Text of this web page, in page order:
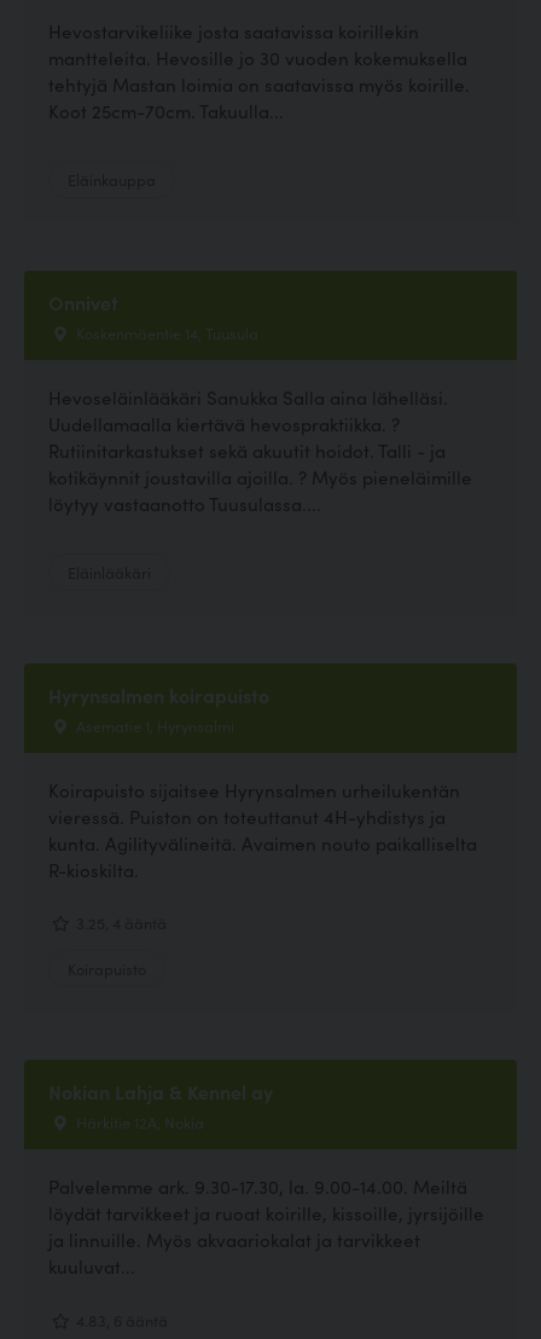
Hevostarvikeliike josta saatavissa koirillekin
mantteleita. Hevosille jo 30 vuoden kokemuksella
tehtyjä Mastan loimia on saatavissa myös koirille.
Koot 25cm-70cm. Takuulla...
Onnivet
Koskenmäentie 14, Tuusula
Hevoseläinlääkäri Sanukka Salla aina lähelläsi.
Uudellamaalla kiertävä hevospraktiikka. ?
Rutiinitarkastukset sekä akuutit hoidot. Talli - ja
kotikäynnit joustavilla ajoilla. ? Myös pieneläimille
löytyy vastaanotto Tuusulassa....
Hyrynsalmen koirapuisto
Asematie 1, Hyrynsalmi
Koirapuisto sijaitsee Hyrynsalmen urheilukentän
vieressä. Puiston on toteuttanut 4H-yhdistys ja
kunta. Agilityvälineitä. Avaimen nouto paikalliselta
R-kioskilta.
Nokian Lahja & Kennel ay
Härkitie 12A, Nokia
Palvelemme ark. 9.30-17.30, la. 9.00-14.00. Meiltä
löydät tarvikkeet ja ruoat koirille, kissoille, jyrsijöille
ja linnuille. Myös akvaariokalat ja tarvikkeet
kuuluvat...